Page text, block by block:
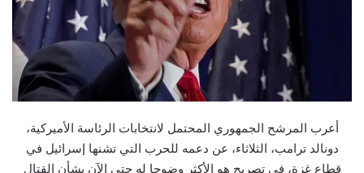
أعرب المرشح الجمهوري المحتمل لانتخابات الرئاسة الأميركية،
دونالد ترامب، الثلاثاء، عن دعمه للحرب التي تشنها إسرائيل في
قطاع غزة، في تصريح هو الأكثر وضوحا له حتى الآن بشأن القتال